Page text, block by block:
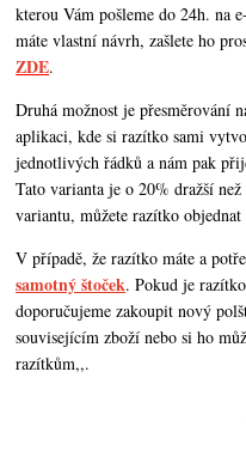
kterou Vám pošleme do 24h. na
máte vlastní návrh,zašlete ho
ZDE.
Druhá možnost je přesměrování
aplikaci, kde si razítko sami
jednotlivých řádků a nám pak
Tato varianta je o 20% dražší
variantu, můžete razítko objednat
V případě, že razítko máte a
samotný štoček. Pokud je
doporučujeme zakoupit nový
souvisejícím zboží nebo si ho
razítkům,,.